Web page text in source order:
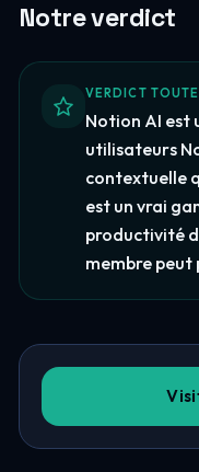
Notre verdict
VERDICT
Notion AI est
utilisateurs
contextuelle
est un vrai
productivité
membre peut